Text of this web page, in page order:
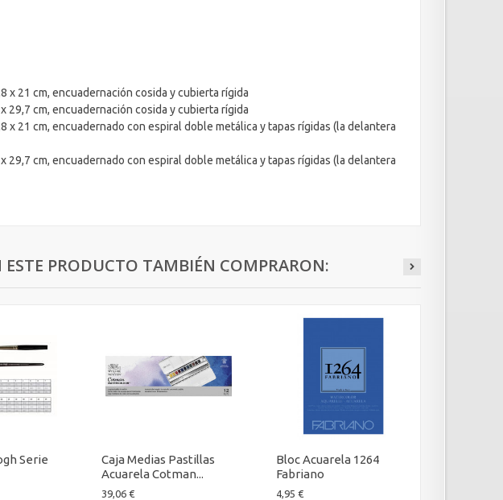
x 21 cm, encuadernación cosida y cubierta rígida
29,7 cm, encuadernación cosida y cubierta rígida
x 21 cm, encuadernado con espiral doble metálica y tapas rígidas (la delantera
29,7 cm, encuadernado con espiral doble metálica y tapas rígidas (la delantera
PRODUCTO TAMBIÉN COMPRARON:
Serie
Caja Medias Pastillas
Acuarela Cotman...
39,06 €
Bloc Acuarela 1264
Fabriano
4,95 €